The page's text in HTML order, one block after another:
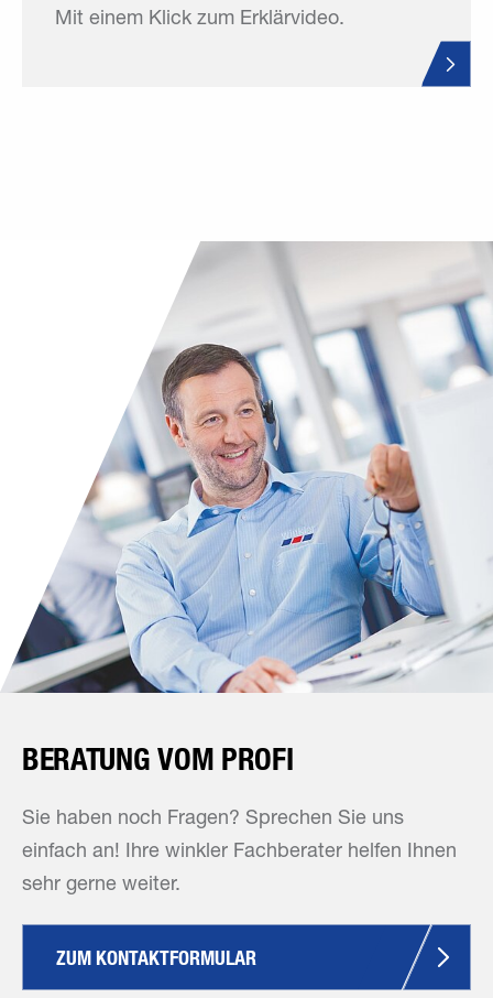
Mit einem Klick zum Erklärvideo.
BERATUNG VOM PROFI
Sie haben noch Fragen? Sprechen Sie uns
einfach an! Ihre winkler Fachberater helfen Ihnen
sehr gerne weiter.
ZUM KONTAKTFORMULAR